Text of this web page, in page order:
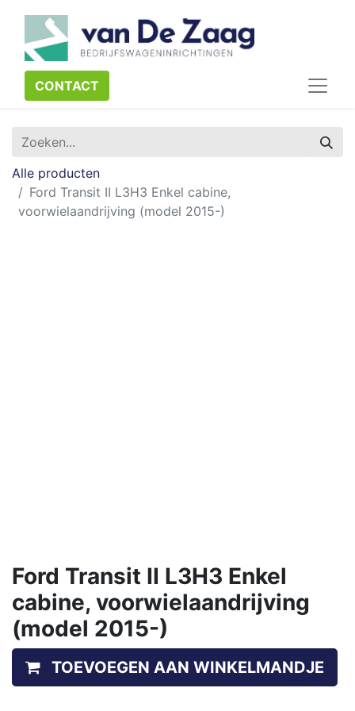
CONTACT​​​​
Alle producten
Ford Transit II L3H3 Enkel cabine,
voorwielaandrijving (model 2015-)
Ford Transit II L3H3 Enkel
cabine, voorwielaandrijving
(model 2015-)
TOEVOEGEN AAN WINKELMANDJE